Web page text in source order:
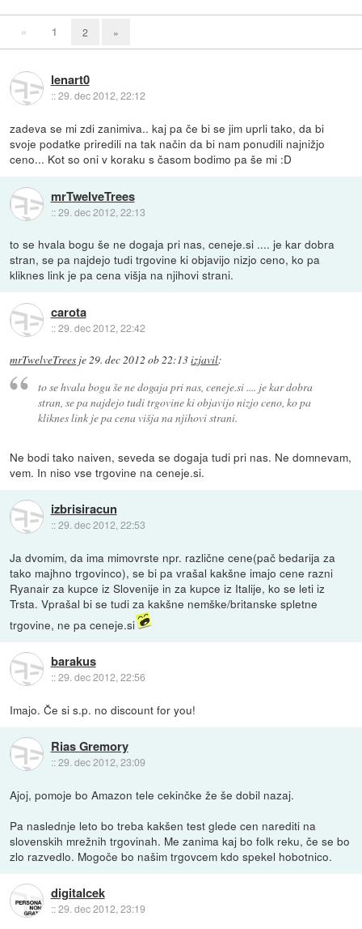
« 1 2 »
lenart0
::29. dec 2012, 22:12
zadeva se mi zdi zanimiva.. kaj pa če bi se jim uprli tako, da bi
svoje podatke priredili na tak način da bi nam ponudili najnižjo
ceno... Kot so oni v koraku s časom bodimo pa še mi :D
mrTwelveTrees
::29. dec 2012, 22:13
to se hvala bogu še ne dogaja pri nas, ceneje.si .... je kar dobra
stran, se pa najdejo tudi trgovine ki objavijo nizjo ceno, ko pa
kliknes link je pa cena višja na njihovi strani.
carota
::29. dec 2012, 22:42
mrTwelveTrees je29. dec 2012 ob 22:13izjavil:
to se hvala bogu še ne dogaja pri nas, ceneje.si .... je kar dobra
stran, se pa najdejo tudi trgovine ki objavijo nizjo ceno, ko pa
kliknes link je pa cena višja na njihovi strani.
Ne bodi tako naiven, seveda se dogaja tudi pri nas. Ne domnevam,
vem. In niso vse trgovine na ceneje.si.
izbrisiracun
::29. dec 2012, 22:53
Ja dvomim, da ima mimovrste npr. različne cene(pač bedarija za
tako majhno trgovinco), se bi pa vrašal kakšne imajo cene razni
Ryanair za kupce iz Slovenije in za kupce iz Italije, ko se leti iz
Trsta. Vprašal bi se tudi za kakšne nemške/britanske spletne
trgovine, ne pa ceneje.si
barakus
::29. dec 2012, 22:56
Imajo. Če si s.p. no discount for you!
Rias Gremory
::29. dec 2012, 23:09
Ajoj, pomoje bo Amazon tele cekinčke že še dobil nazaj.
Pa naslednje leto bo treba kakšen test glede cen narediti na
slovenskih mrežnih trgovinah. Me zanima kaj bo folk reku, če se bo
zlo razvedlo. Mogoče bo našim trgovcem kdo spekel hobotnico.
digitalcek
::29. dec 2012, 23:19